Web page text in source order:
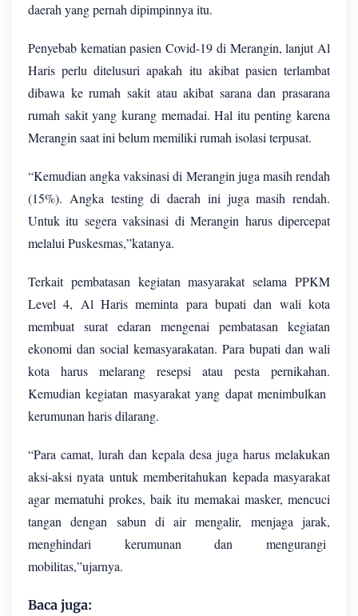
daerah yang pernah dipimpinnya itu.
Penyebab kematian pasien Covid-19 di Merangin, lanjut Al
Haris perlu ditelusuri apakah itu akibat pasien terlambat
dibawa ke rumah sakit atau akibat sarana dan prasarana
rumah sakit yang kurang memadai. Hal itu penting karena
Merangin saat ini belum memiliki rumah isolasi terpusat.
“Kemudian angka vaksinasi di Merangin juga masih rendah
(15%). Angka testing di daerah ini juga masih rendah.
Untuk itu segera vaksinasi di Merangin harus dipercepat
melalui Puskesmas,”katanya.
Terkait pembatasan kegiatan masyarakat selama PPKM
Level 4, Al Haris meminta para bupati dan wali kota
membuat surat edaran mengenai pembatasan kegiatan
ekonomi dan social kemasyarakatan. Para bupati dan wali
kota harus melarang resepsi atau pesta pernikahan.
Kemudian kegiatan masyarakat yang dapat menimbulkan
kerumunan haris dilarang.
“Para camat, lurah dan kepala desa juga harus melakukan
aksi-aksi nyata untuk memberitahukan kepada masyarakat
agar mematuhi prokes, baik itu memakai masker, mencuci
tangan dengan sabun di air mengalir, menjaga jarak,
menghindari kerumunan dan mengurangi
mobilitas,”ujarnya.
Baca juga: